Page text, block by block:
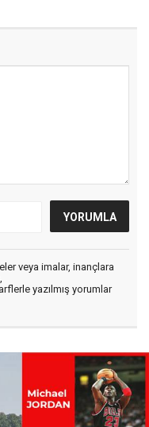
veya imalar, inançlara
yazılmış yorumlar